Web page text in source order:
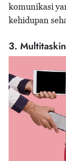
komunikasi
kehidupan
3.